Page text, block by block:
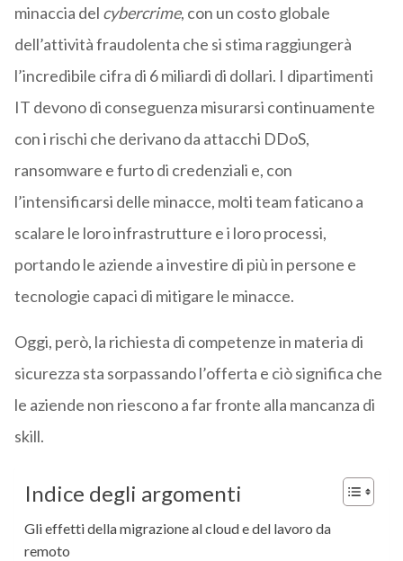
minaccia del cybercrime, con un costo globale
dell’attività fraudolenta che si stima raggiungerà
l’incredibile cifra di 6 miliardi di dollari. I dipartimenti
IT devono di conseguenza misurarsi continuamente
con i rischi che derivano da attacchi DDoS,
ransomware e furto di credenziali e, con
l’intensificarsi delle minacce, molti team faticano a
scalare le loro infrastrutture e i loro processi,
portando le aziende a investire di più in persone e
tecnologie capaci di mitigare le minacce.
Oggi, però, la richiesta di competenze in materia di
sicurezza sta sorpassando l’offerta e ciò significa che
le aziende non riescono a far fronte alla mancanza di
skill.
Indice degli argomenti
Gli effetti della migrazione al cloud e del lavoro da
remoto